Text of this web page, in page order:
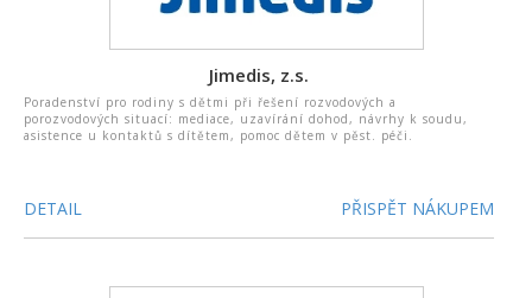
Jimedis, z.s.
Poradenství pro rodiny s dětmi při řešení rozvodových a
porozvodových situací: mediace, uzavírání dohod, návrhy k soudu,
asistence u kontaktů s dítětem, pomoc dětem v pěst. péči.
DETAIL PŘISPĚT NÁKUPEM